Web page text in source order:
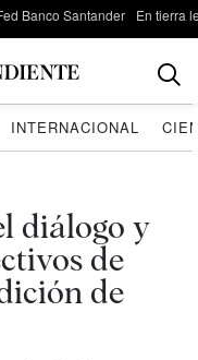
Banco Santander En tierra
INTERNACIONAL
diálogo y
de
de